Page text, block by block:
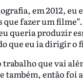
em 2012, eu
que fazer um
queria produzir
que eu ia dirigir o
que vai
também, então foi